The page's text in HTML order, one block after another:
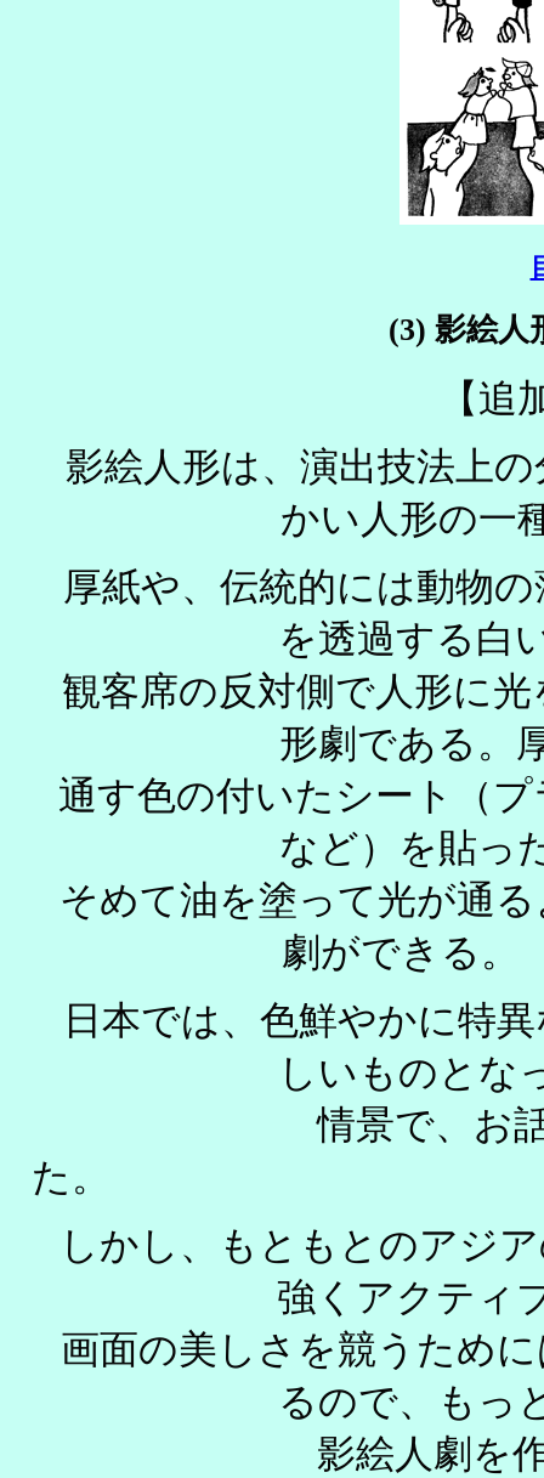
(3) 影絵人
【追
影絵人形は、演出技法上
かい人形
厚紙や、伝統的には動物
を透過する白
観客席の反対側で人形に
形劇である。
通す色の付いたシート（
など）を貼
そめて油を塗って光が通
劇が
日本では、色鮮やかに特
しいものと
情景で、お
しかし、もともとのアジ
強くアクテ
画面の美しさを競うため
るので、も
影絵人劇を